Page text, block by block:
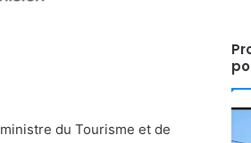
du Tourisme et de